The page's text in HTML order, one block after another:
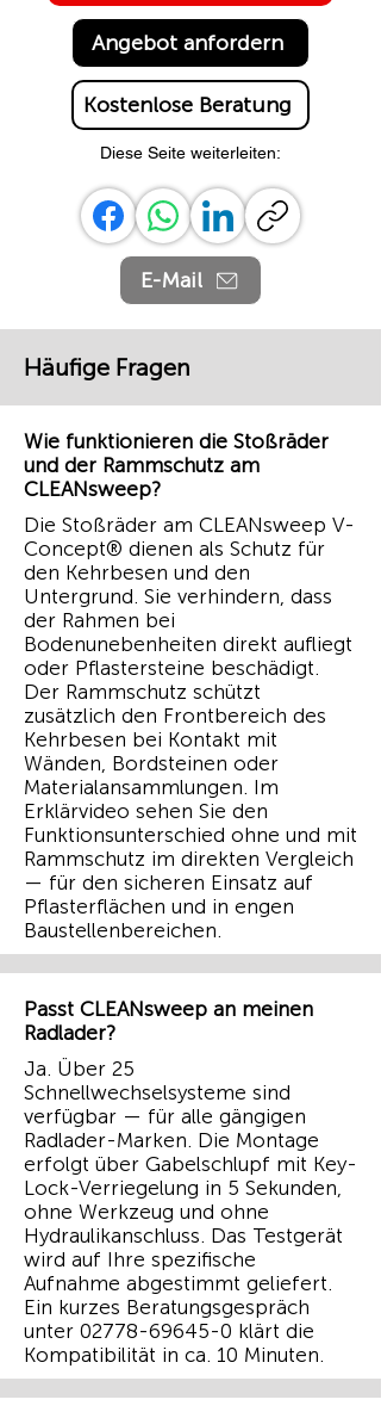
Angebot anfordern
Kostenlose Beratung
Diese Seite weiterleiten:
E-Mail
Häufige Fragen
Wie funktionieren die Stoßräder
und der Rammschutz am
CLEANsweep?
Die Stoßräder am CLEANsweep V-
Concept® dienen als Schutz für
den Kehrbesen und den
Untergrund. Sie verhindern, dass
der Rahmen bei
Bodenunebenheiten direkt aufliegt
oder Pflastersteine beschädigt.
Der Rammschutz schützt
zusätzlich den Frontbereich des
Kehrbesen bei Kontakt mit
Wänden, Bordsteinen oder
Materialansammlungen. Im
Erklärvideo sehen Sie den
Funktionsunterschied ohne und mit
Rammschutz im direkten Vergleich
— für den sicheren Einsatz auf
Pflasterflächen und in engen
Baustellenbereichen.
Passt CLEANsweep an meinen
Radlader?
Ja. Über 25
Schnellwechselsysteme sind
verfügbar — für alle gängigen
Radlader-Marken. Die Montage
erfolgt über Gabelschlupf mit Key-
Lock-Verriegelung in 5 Sekunden,
ohne Werkzeug und ohne
Hydraulikanschluss. Das Testgerät
wird auf Ihre spezifische
Aufnahme abgestimmt geliefert.
Ein kurzes Beratungsgespräch
unter 02778-69645-0 klärt die
Kompatibilität in ca. 10 Minuten.